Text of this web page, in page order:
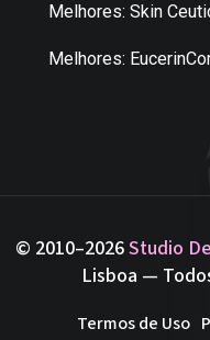
Melhores: Skin
Melhores: Eucerin
© 2010–2026Studio
Lisboa —
Termos de Uso